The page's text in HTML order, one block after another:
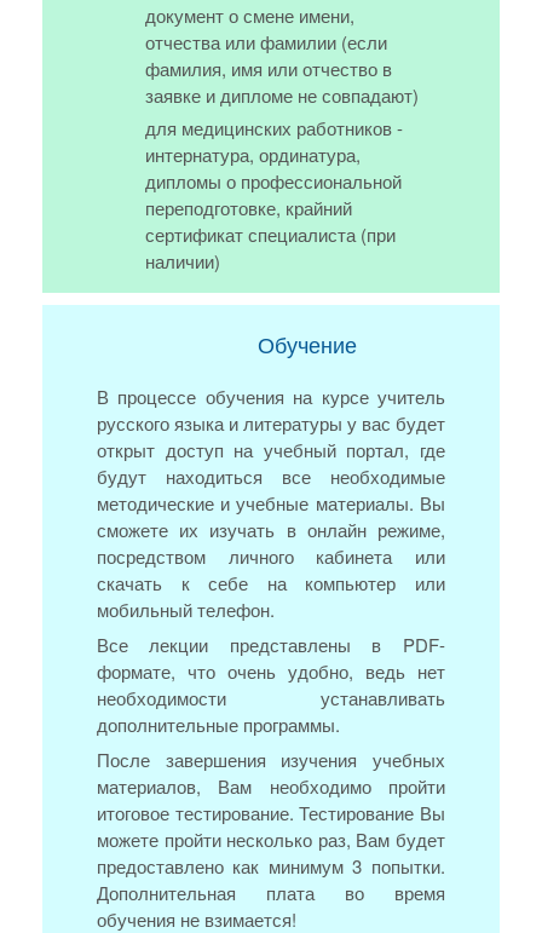
документ о смене имени,
отчества или фамилии (если
фамилия, имя или отчество в
заявке и дипломе не совпадают)
для медицинских работников -
интернатура, ординатура,
дипломы о профессиональной
переподготовке, крайний
сертификат специалиста (при
наличии)
Обучение
В процессе обучения на курсе учитель
русского языка и литературы у вас будет
открыт доступ на учебный портал, где
будут находиться все необходимые
методические и учебные материалы. Вы
сможете их изучать в онлайн режиме,
посредством личного кабинета или
скачать к себе на компьютер или
мобильный телефон.
Все лекции представлены в PDF-
формате, что очень удобно, ведь нет
необходимости устанавливать
дополнительные программы.
После завершения изучения учебных
материалов, Вам необходимо пройти
итоговое тестирование. Тестирование Вы
можете пройти несколько раз, Вам будет
предоставлено как минимум 3 попытки.
Дополнительная плата во время
обучения не взимается!